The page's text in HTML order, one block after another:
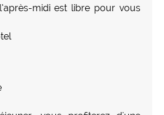
midi est libre pour vous